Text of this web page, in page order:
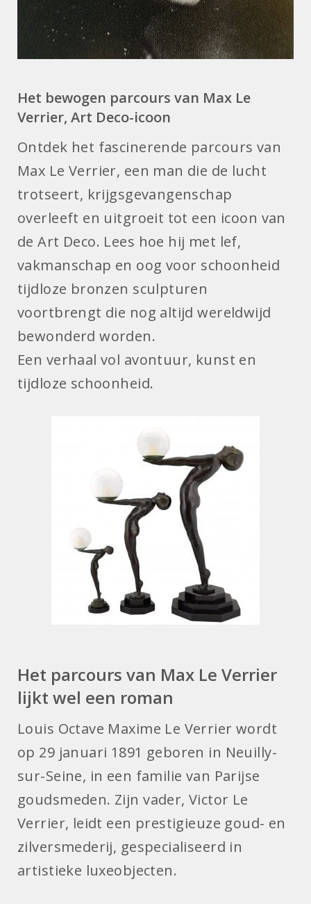
Het bewogen parcours van Max Le
Verrier, Art Deco-icoon
Ontdek het fascinerende parcours van
Max Le Verrier, een man die de lucht
trotseert, krijgsgevangenschap
overleeft en uitgroeit tot een icoon van
de Art Deco. Lees hoe hij met lef,
vakmanschap en oog voor schoonheid
tijdloze bronzen sculpturen
voortbrengt die nog altijd wereldwijd
bewonderd worden.
Een verhaal vol avontuur, kunst en
tijdloze schoonheid.
Het parcours van Max Le Verrier
lijkt wel een roman
Louis Octave Maxime Le Verrier wordt
op 29 januari 1891 geboren in Neuilly-
sur-Seine, in een familie van Parijse
goudsmeden. Zijn vader, Victor Le
Verrier, leidt een prestigieuze goud- en
zilversmederij, gespecialiseerd in
artistieke luxeobjecten.